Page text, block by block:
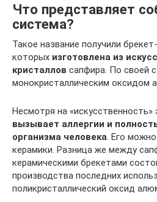
Что представляет
система?
Такое название получили
которых изготовлена из
кристаллов сапфира. По своей
монокристаллическим оксидом
Несмотря на «искусственность»
вызывает аллергии и
организма человека. Его
керамики. Разница же между
керамическими брекетами
производства последних
поликристаллический оксид